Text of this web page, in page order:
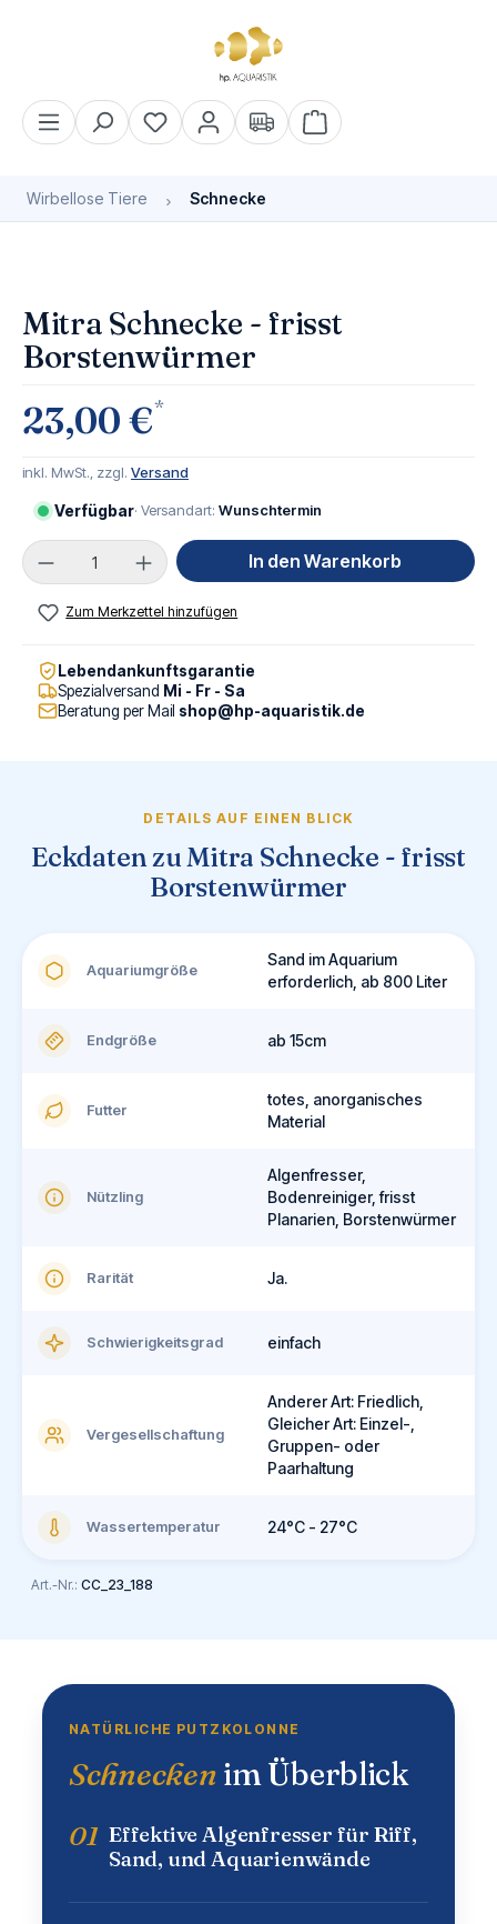
Warenkorb enthält 0
Wirbellose Tiere Schnecke
Mitra Schnecke - frisst
Borstenwürmer
23,00 €*
inkl. MwSt., zzgl. Versand
Verfügbar· Versandart: Wunschtermin
Produkt Anzahl: Gib den gewünschten Wert
In den Warenkorb
Zum Merkzettel hinzufügen
Lebendankunftsgarantie
Spezialversand Mi - Fr - Sa
Beratung per Mail shop@hp-aquaristik.de
DETAILS AUF EINEN BLICK
Eckdaten zu Mitra Schnecke - frisst
Borstenwürmer
Aquariumgröße
Sand im Aquarium
erforderlich, ab 800 Liter
Endgröße ab 15cm
Futter
totes, anorganisches
Material
Nützling
Algenfresser,
Bodenreiniger, frisst
Planarien, Borstenwürmer
Rarität Ja.
Schwierigkeitsgrad einfach
Vergesellschaftung
Anderer Art: Friedlich,
Gleicher Art: Einzel-,
Gruppen- oder
Paarhaltung
Wassertemperatur 24°C - 27°C
Art.-Nr.: CC_23_188
NATÜRLICHE PUTZKOLONNE
Schnecken im Überblick
01 Effektive Algenfresser für Riff,
Sand, und Aquarienwände